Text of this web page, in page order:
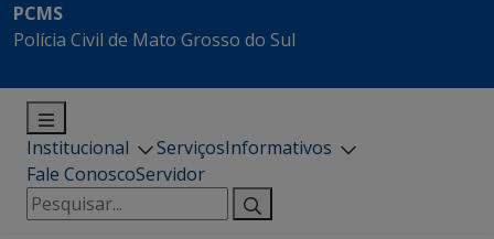
PCMS
Polícia Civil de Mato Grosso do Sul
Institucional ServiçosInformativos
Fale ConoscoServidor
Pesquisar
por: